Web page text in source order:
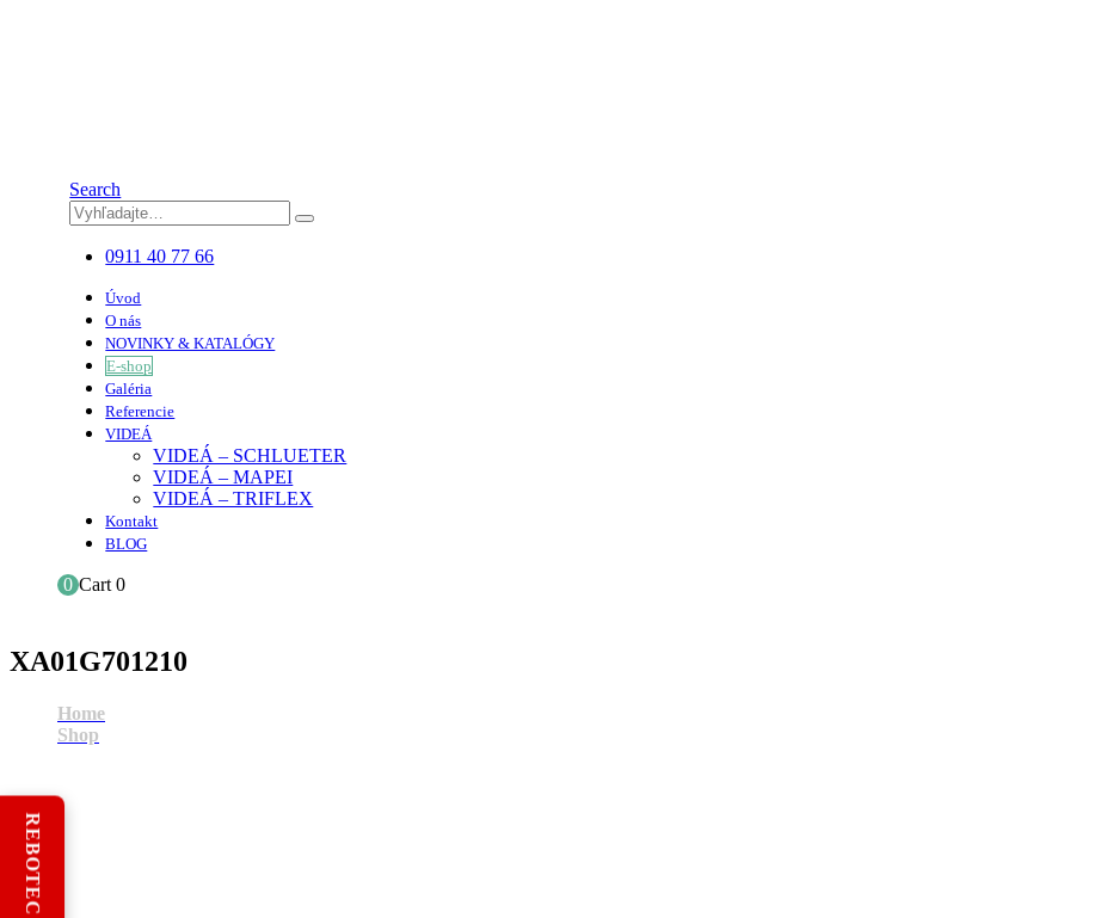
Search
0911 40 77 66
Úvod
O nás
NOVINKY & KATALÓGY
E-shop
Galéria
Referencie
VIDEÁ
VIDEÁ – SCHLUETER
VIDEÁ – MAPEI
VIDEÁ – TRIFLEX
Kontakt
BLOG
0 Cart0
XA01G701210
Home
Shop
REBOTEC